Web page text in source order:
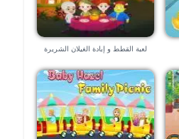
لعبة القطط و إبادة الغيلان الشريرة